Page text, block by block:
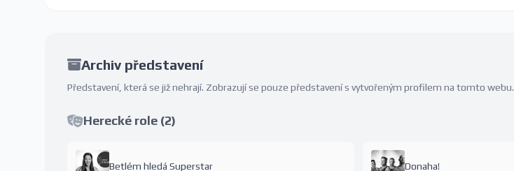
Archiv představení
Představení, která se již nehrají. Zobrazují se pouze představení s vytvořeným profilem na tomto webu.
Herecké role (2)
Betlém hledá Superstar Donaha!